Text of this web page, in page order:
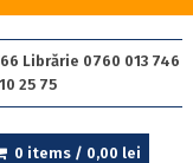
Librărie 0760 013 746
25 75
0 items / 0,00 lei